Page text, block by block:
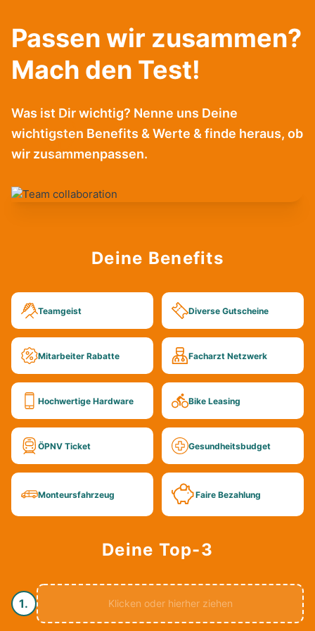
Passen wir zusammen?
Mach den Test!
Was ist Dir wichtig? Nenne uns Deine
wichtigsten Benefits & Werte & finde heraus, ob
wir zusammenpassen.
Deine Benefits
Teamgeist Diverse Gutscheine
Mitarbeiter Rabatte Facharzt Netzwerk
Hochwertige Hardware Bike Leasing
ÖPNV Ticket Gesundheits­budget
Monteurs­fahrzeug Faire Bezahlung
Deine Top-3
1. Klicken oder hierher ziehen